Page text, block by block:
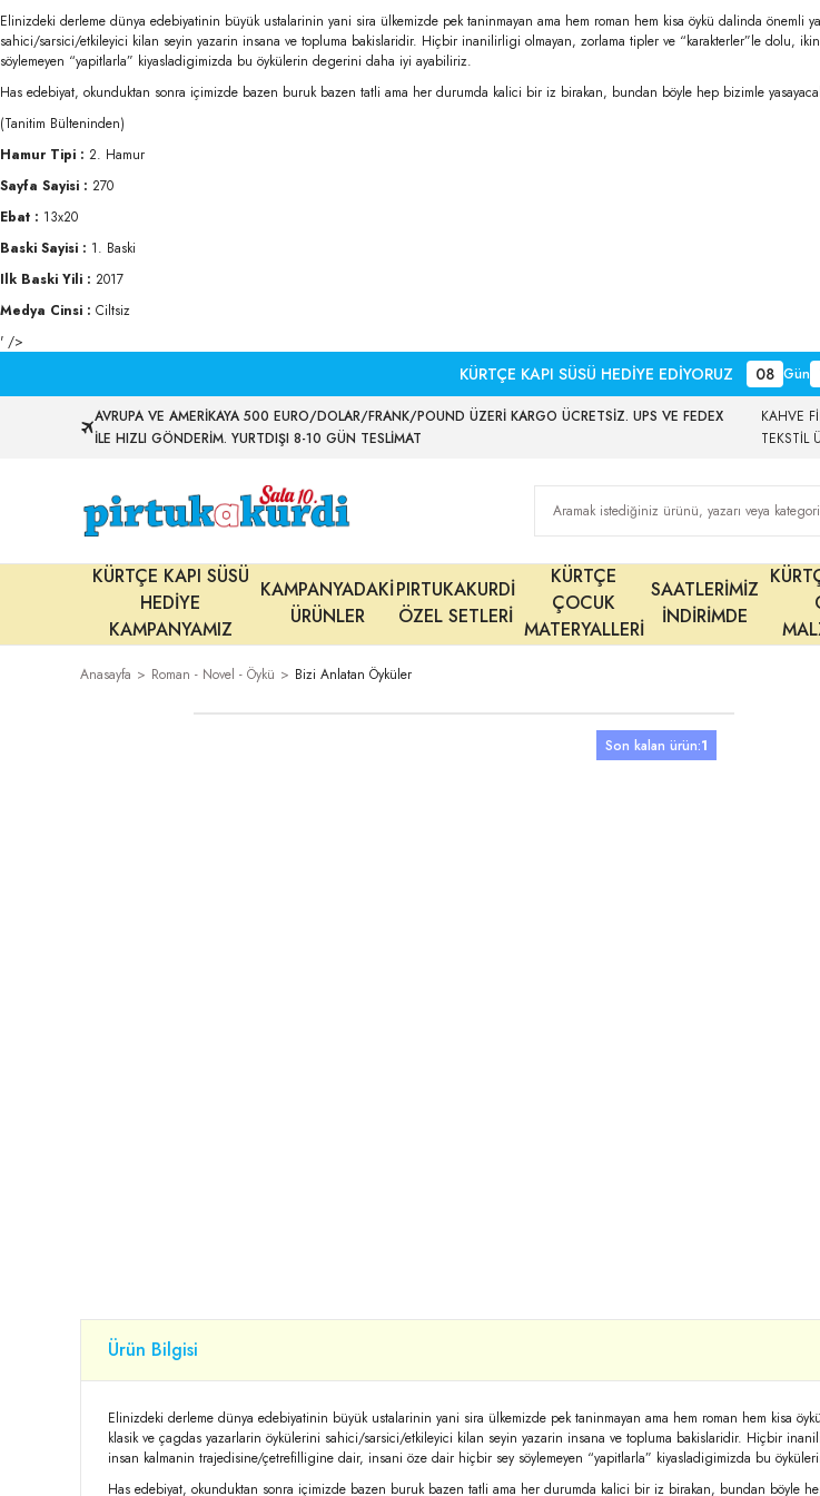
Elinizdeki derleme dünya edebiyatinin büyük ustalarinin yani sira ülkemizde pek taninmayan ama hem roman hem kisa öykü dalinda
sahici/sarsici/etkileyici kilan seyin yazarin insana ve topluma bakislaridir. Hiçbir inanilirligi olmayan, zorlama tipler ve “karakterler”le dolu,
söylemeyen “yapitlarla” kiyasladigimizda bu öykülerin degerini daha iyi ayabiliriz.
Has edebiyat, okunduktan sonra içimizde bazen buruk bazen tatli ama her durumda kalici bir iz birakan, bundan böyle hep bizimle
(Tanitim Bülteninden)
Hamur Tipi : 2. Hamur
Sayfa Sayisi : 270
Ebat : 13x20
Baski Sayisi : 1. Baski
Ilk Baski Yili : 2017
Medya Cinsi : Ciltsiz
' />
KÜRTÇE KAPI SÜSÜ HEDİYE EDİYORUZ 08 Gün
AVRUPA VE AMERİKAYA 500 EURO/DOLAR/FRANK/POUND ÜZERİ KARGO ÜCRETSİZ. UPS VE FEDEX
İLE HIZLI GÖNDERİM. YURTDIŞI 8-10 GÜN TESLİMAT
KAHVE
TEKSTİL
KÜRTÇE KAPI SÜSÜ
HEDİYE
KAMPANYAMIZ
KAMPANYADAKİ
ÜRÜNLER
PIRTUKAKURDİ
ÖZEL SETLERİ
KÜRTÇE
ÇOCUK
MATERYALLERİ
SAATLERİMİZ
İNDİRİMDE
Anasayfa Roman - Novel - Öykü Bizi Anlatan Öyküler
Son kalan ürün:1
Ürün Bilgisi
Elinizdeki derleme dünya edebiyatinin büyük ustalarinin yani sira ülkemizde pek taninmayan ama hem roman hem kisa
klasik ve çagdas yazarlarin öykülerini sahici/sarsici/etkileyici kilan seyin yazarin insana ve topluma bakislaridir. Hiçbir
insan kalmanin trajedisine/çetrefilligine dair, insani öze dair hiçbir sey söylemeyen “yapitlarla” kiyasladigimizda bu
Has edebiyat, okunduktan sonra içimizde bazen buruk bazen tatli ama her durumda kalici bir iz birakan, bundan böyle